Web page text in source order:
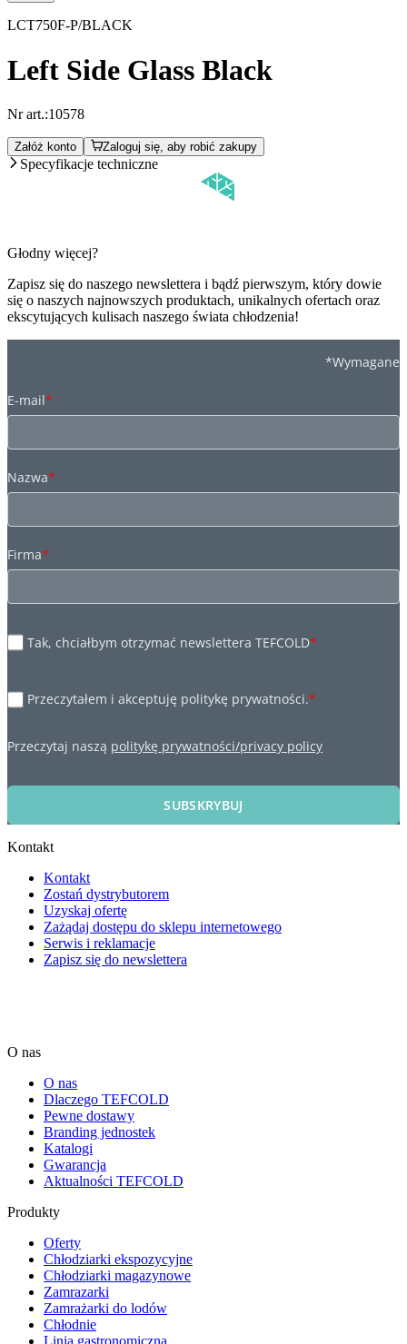
LCT750F-P/BLACK
Left Side Glass Black
Nr art.:10578
Załóż konto Zaloguj się, aby robić zakupy
Specyfikacje techniczne
Głodny więcej?
Zapisz się do naszego newslettera i bądź pierwszym, który dowie
się o naszych najnowszych produktach, unikalnych ofertach oraz
ekscytujących kulisach naszego świata chłodzenia!
*Wymagane
E-mail*
Nazwa*
Firma*
Tak, chciałbym otrzymać newslettera TEFCOLD*
Przeczytałem i akceptuję politykę prywatności.*
Przeczytaj naszą politykę prywatności/privacy policy
SUBSKRYBUJ
Kontakt
Kontakt
Zostań dystrybutorem
Uzyskaj ofertę
Zażądaj dostępu do sklepu internetowego
Serwis i reklamacje
Zapisz się do newslettera
O nas
O nas
Dlaczego TEFCOLD
Pewne dostawy
Branding jednostek
Katalogi
Gwarancja
Aktualności TEFCOLD
Produkty
Oferty
Chłodziarki ekspozycyjne
Chłodziarki magazynowe
Zamrazarki
Zamrażarki do lodów
Chłodnie